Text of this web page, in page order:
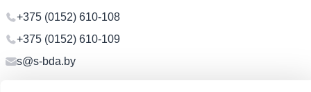
+375 (0152) 610-108
+375 (0152) 610-109
s@s-bda.by